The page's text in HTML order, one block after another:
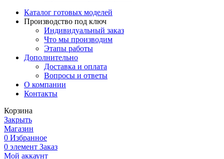
Каталог готовых моделей
Производство под ключ
Индивидуальный заказ
Что мы производим
Этапы работы
Дополнительно
Доставка и оплата
Вопросы и ответы
О компании
Контакты
Корзина
Закрыть
Магазин
0 Избранное
0 элемент Заказ
Мой аккаунт